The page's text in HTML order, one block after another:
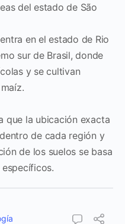
del estado de São
en el estado de Rio
sur de Brasil, donde
y se cultivan
que la ubicación exacta
de cada región y
de los suelos se basa